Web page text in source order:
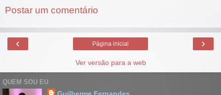
Postar um comentário
‹ ›
Página inicial
Ver versão para a web
QUEM SOU EU